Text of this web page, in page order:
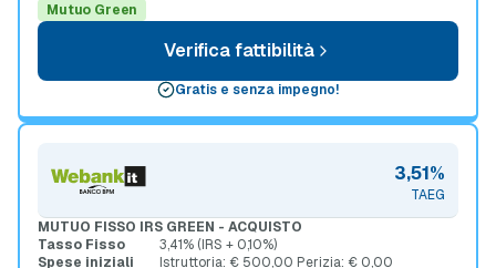
Mutuo Green
Verifica fattibilità
Gratis e senza impegno!
3,51%
TAEG
MUTUO FISSO IRS GREEN - ACQUISTO
Tasso Fisso
3,41% (IRS + 0,10%)
Spese iniziali
Istruttoria: € 500,00 Perizia: € 0,00